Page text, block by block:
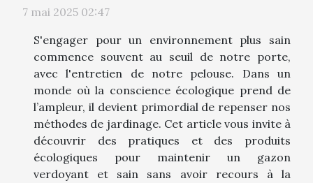
7 mai 2025 02:47
S'engager pour un environnement plus sain
commence souvent au seuil de notre porte,
avec l'entretien de notre pelouse. Dans un
monde où la conscience écologique prend de
l’ampleur, il devient primordial de repenser nos
méthodes de jardinage. Cet article vous invite à
découvrir des pratiques et des produits
écologiques pour maintenir un gazon
verdoyant et sain sans avoir recours à la